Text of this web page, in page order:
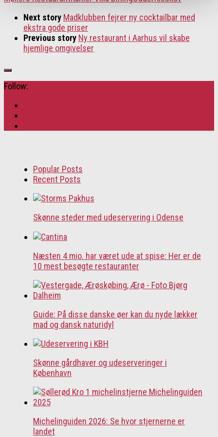
Next story Madklubben fejrer ny cocktailbar med
ekstra gode priser
Previous story Ny restaurant i Aarhus vil skabe
hjemlige omgivelser
Follow:
Popular Posts
Recent Posts
Skønne steder med udeservering i Odense
Næsten 4 mio. har været ude at spise: Her er de
10 mest besøgte restauranter
Guide: På disse danske øer kan du nyde lækker
mad og dansk naturidyl
Skønne gårdhaver og udeserveringer i
København
Michelinguiden 2026: Se hvor stjernerne er
landet